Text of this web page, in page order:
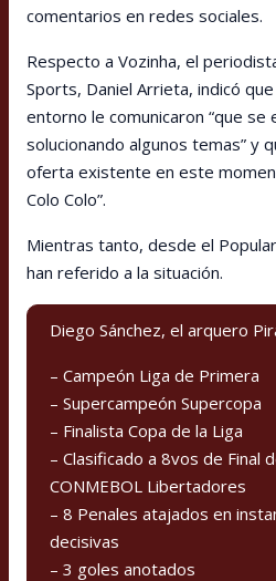
comentarios en redes sociales.
Respecto a Vozinha, el
Sports, Daniel Arrieta, indicó
entorno le comunicaron “que se
solucionando algunos temas” y
oferta existente en este
Colo Colo”.
Mientras tanto, desde el
han referido a la situación.
Diego Sánchez, el arquero
– Campeón Liga de Primera
– Supercampeón Supercopa
– Finalista Copa de la Liga
– Clasificado a 8vos de Final
CONMEBOL Libertadores
– 8 Penales atajados en
decisivas
– 3 goles anotados